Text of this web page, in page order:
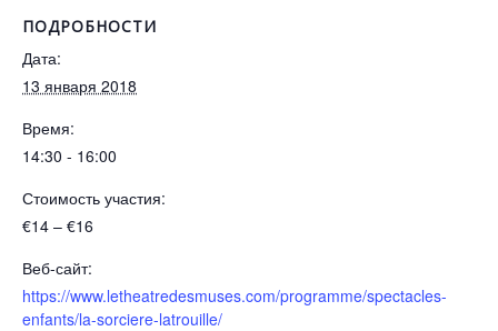
ПОДРОБНОСТИ
Дата:
13 января 2018
Время:
14:30 - 16:00
Стоимость участия:
€14 – €16
Веб-сайт:
https://www.letheatredesmuses.com/programme/spectacles-
enfants/la-sorciere-latrouille/